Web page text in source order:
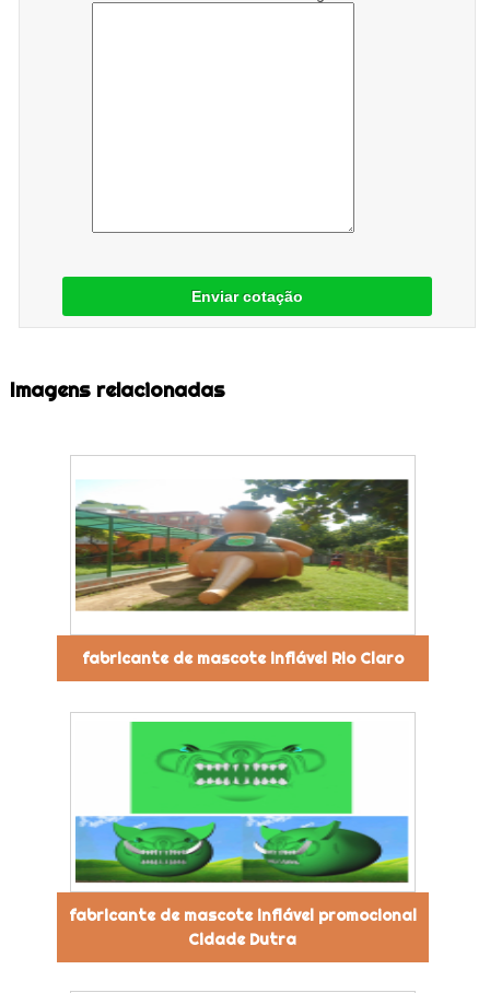
Enviar cotação
Imagens relacionadas
fabricante de mascote inflável Rio Claro
fabricante de mascote inflável promocional
Cidade Dutra